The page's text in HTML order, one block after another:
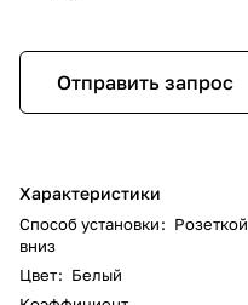
Отправить запрос
Характеристики
Способ установки: Розеткой
вниз
Цвет: Белый